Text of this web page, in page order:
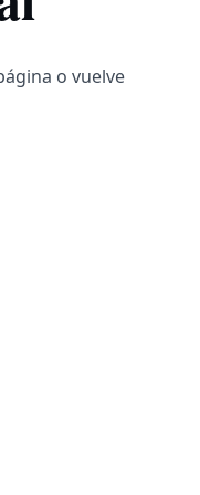
o vuelve